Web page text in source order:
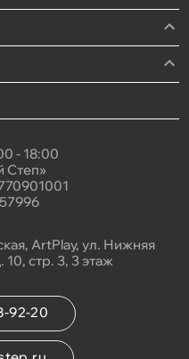
- 18:00
ArtPlay, ул. Нижняя
стр. 3, 3 этаж
92-20